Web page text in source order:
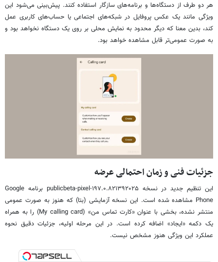
هر دو طرف از دستگاه‌ها و برنامه‌های سازگار استفاده کنند. پیش‌بینی می‌شود این
ویژگی مانند یک عکس پروفایل در شبکه‌های اجتماعی یا حساب‌های کاربری عمل
کند، بدین معنا که دیگر محدود به نمایش محلی بر روی یک دستگاه نخواهد بود و
به صورت عمومی‌تر قابل مشاهده خواهد بود.
جزئیات فنی و زمان احتمالی عرضه
این تنظیم جدید در نسخه ۱۹۷.۰.۸۲۱۳۹۲۰۲۵-publicbeta-pixel برنامه Google
Phone مشاهده شده است. این نسخه آزمایشی (بتا) که هنوز به صورت عمومی
منتشر نشده، بخشی با عنوان «کارت تماس من» (My calling card) را به همراه
یک دکمه «ایجاد» اضافه کرده است. در این مرحله اولیه، جزئیات دقیق نحوه
عملکرد این ویژگی هنوز مشخص نیست.